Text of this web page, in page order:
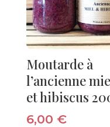
Moutarde à
l’ancienne
et hibiscus
6,00 €